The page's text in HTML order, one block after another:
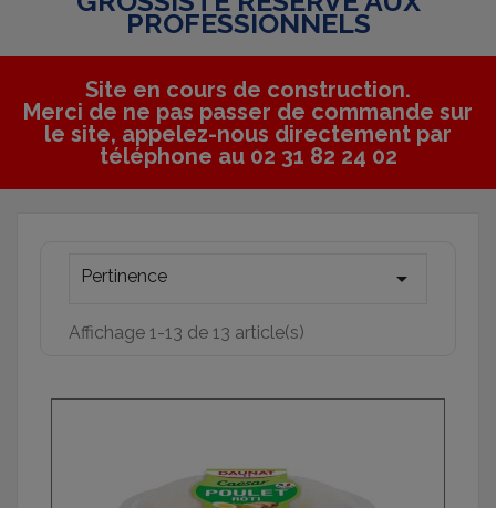
PROFESSIONNELS
Site en cours de construction.
Merci de ne pas passer de commande sur
le site, appelez-nous directement par
téléphone au 02 31 82 24 02
Pertinence 
Affichage 1-13 de 13 article(s)